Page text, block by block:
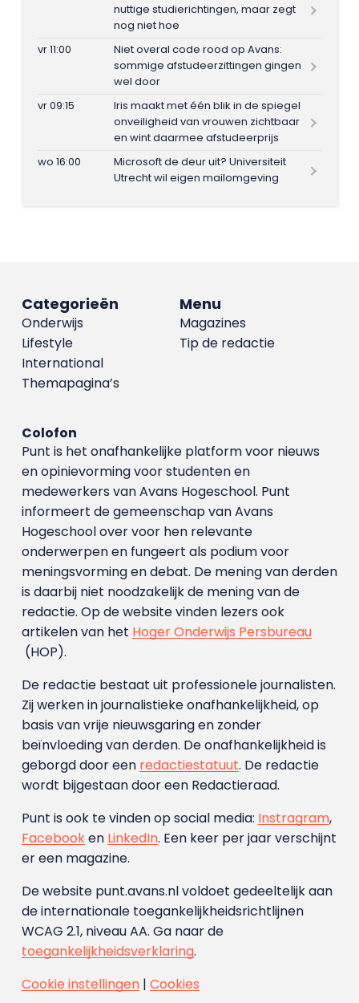
nuttige studierichtingen, maar zegt
nog niet hoe
vr 11:00
Niet overal code rood op Avans:
sommige afstudeerzittingen gingen
wel door
vr 09:15
Iris maakt met één blik in de spiegel
onveiligheid van vrouwen zichtbaar
en wint daarmee afstudeerprijs
wo 16:00
Microsoft de deur uit? Universiteit
Utrecht wil eigen mailomgeving
Menu
Magazines
Tip de redactie
Categorieën
Onderwijs
Lifestyle
International
Themapagina’s
Colofon
Punt is het onafhankelijke platform voor nieuws
en opinievorming voor studenten en
medewerkers van Avans Hoge­school. Punt
informeert de gemeenschap van Avans
Hogeschool over voor hen relevante
onderwerpen en fungeert als podium voor
meningsvorming en debat. De mening van derden
is daarbij niet noodzakelijk de mening van de
redactie. Op de website vinden lezers ook
artikelen van het Hoger Onderwijs Persbureau
(HOP).
De redactie bestaat uit professionele journalisten.
Zij werken in journalistieke onafhankelijkheid, op
basis van vrije nieuwsgaring en zonder
beïnvloeding van derden. De onafhankelijkheid is
geborgd door een redactiestatuut. De redactie
wordt bijgestaan door een Redactieraad.
Punt is ook te vinden op social media: Instragram,
Facebooken LinkedIn. Een keer per jaar verschijnt
er een magazine.
De website punt.avans.nl voldoet gedeeltelijk aan
de internationale toegankelijkheidsrichtlijnen
WCAG 2.1, niveau AA. Ga naar de
toegankelijkheidsverklaring.
Cookie instellingen| Cookies